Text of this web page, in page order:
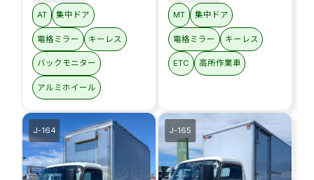
AT 集中ドア
電格ミラー キーレス
バックモニター
アルミホイール
MT 集中ドア
電格ミラー キーレス
ETC 高所作業車
J-164 J-165